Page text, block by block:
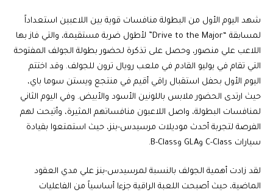
شهد اليوم الأول من البطولة منافسات قوية بين اللاعبين استعداداً
لمسابقة “Drive to the Major” لأطول ضربة مستقيمة، والتي فاز بها
اللاعب علي منصور، وحصل على تذكرة لحضور بطولة الجولف المفتوحة
التي تقام في يوليو القادم في ملعب رويال ترون للجولف. وقد اختتم
اليوم الأول بحفل استقبال راقي أقيم في منتجع ويستن سوما باي،
حيث ارتدى الحضور ملابس باللونين الأسود والأبيض. وفي اليوم الثاني
لمنافسات البطولة، واصل اللاعبون منافساتهم المثيرة، وأتيحت لهم
الفرصة لتجربة أحدث موديلات مرسيدس-بنز، حيث استمتعوا بقيادة
سيارات C-Class وGLA وB-Class.
لقد زادت أهمية الجولف بالنسبة لمرسيدس-بنز علي مدي العقود
الماضية، حيث أصبحت اللعبة الراقية جزءا أساسياً من الفاعليات